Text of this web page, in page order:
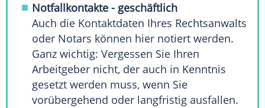
Notfallkontakte - geschäftlich
Auch die Kontaktdaten Ihres Rechtsanwalts
oder Notars können hier notiert werden.
Ganz wichtig: Vergessen Sie Ihren
Arbeitgeber nicht, der auch in Kenntnis
gesetzt werden muss, wenn Sie
vorübergehend oder langfristig ausfallen.